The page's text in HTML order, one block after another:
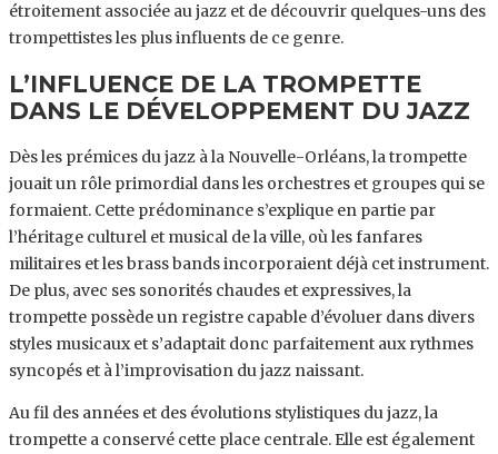
étroitement associée au jazz et de découvrir quelques-uns des
trompettistes les plus influents de ce genre.
L’INFLUENCE DE LA TROMPETTE
DANS LE DÉVELOPPEMENT DU JAZZ
Dès les prémices du jazz à la Nouvelle-Orléans, la trompette
jouait un rôle primordial dans les orchestres et groupes qui se
formaient. Cette prédominance s’explique en partie par
l’héritage culturel et musical de la ville, où les fanfares
militaires et les brass bands incorporaient déjà cet instrument.
De plus, avec ses sonorités chaudes et expressives, la
trompette possède un registre capable d’évoluer dans divers
styles musicaux et s’adaptait donc parfaitement aux rythmes
syncopés et à l’improvisation du jazz naissant.
Au fil des années et des évolutions stylistiques du jazz, la
trompette a conservé cette place centrale. Elle est également